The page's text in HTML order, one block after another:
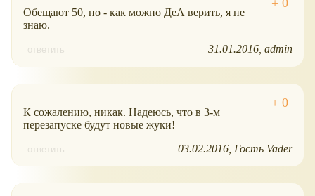
Обещают 50, но - как можно ДеА верить, я не
знаю.
ответить 31.01.2016 admin
К сожалению, никак. Надеюсь, что в 3-м
перезапуске будут новые жуки!
ответить 03.02.2016 Гость Vader